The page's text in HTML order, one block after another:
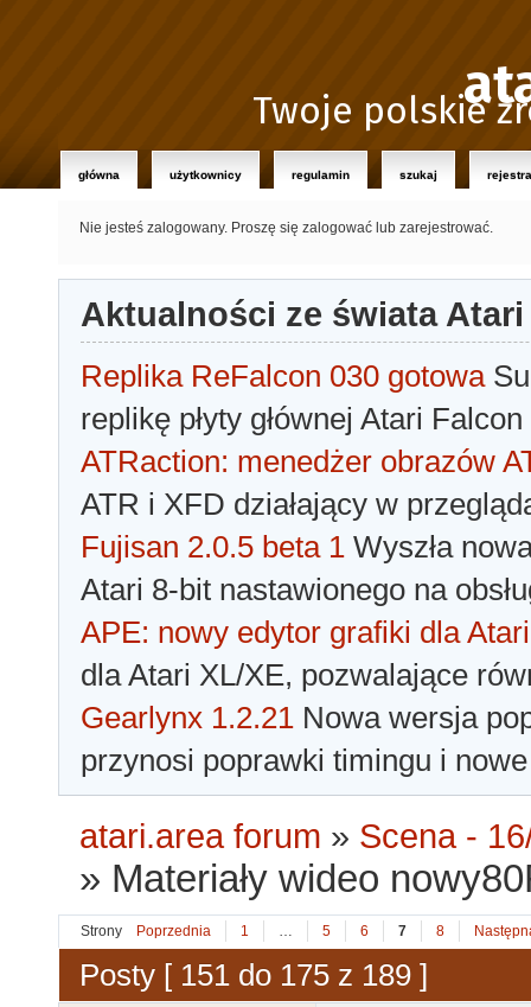
Twoje polskie
główna użytkownicy regulamin szukaj
Nie jesteś zalogowany. Proszę się zalogować lub zarejestrować.
Aktualności ze świata Atari
Replika ReFalcon 030 gotowa
replikę płyty głównej Atari
ATRaction: menedżer obrazów
ATR i XFD działający w
Fujisan 2.0.5 beta 1 Wyszła
Atari 8-bit nastawionego na
APE: nowy edytor grafiki dla Atari
dla Atari XL/XE, pozwalające
Gearlynx 1.2.21 Nowa wersja
przynosi poprawki timingu i
atari.area forum » Scena -
» Materiały wideo
Strony Poprzednia 1 … 5 6 7 8
Posty [ 151 do 175 z 189 ]